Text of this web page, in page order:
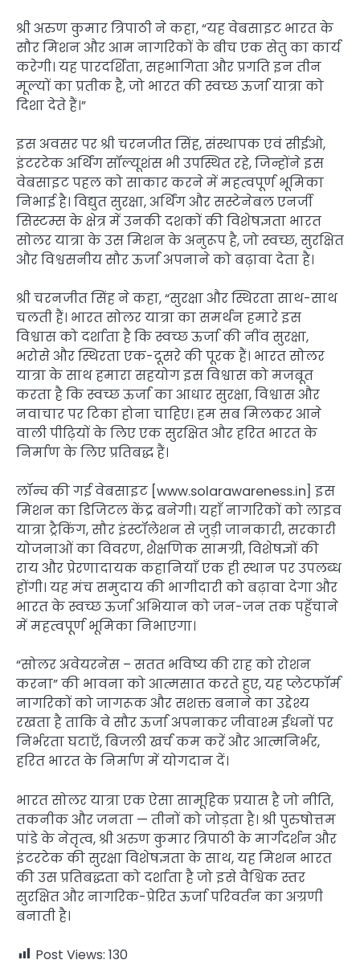
श्री अरुण कुमार त्रिपाठी ने कहा, “यह वेबसाइट भारत के
सौर मिशन और आम नागरिकों के बीच एक सेतु का कार्य
करेगी। यह पारदर्शिता, सहभागिता और प्रगति इन तीन
मूल्यों का प्रतीक है, जो भारत की स्वच्छ ऊर्जा यात्रा को
दिशा देते हैं।”
इस अवसर पर श्री चरनजीत सिंह, संस्थापक एवं सीईओ,
इंटरटेक अर्थिंग सॉल्यूशंस भी उपस्थित रहे, जिन्होंने इस
वेबसाइट पहल को साकार करने में महत्वपूर्ण भूमिका
निभाई है। विद्युत सुरक्षा, अर्थिंग और सस्टेनेबल एनर्जी
सिस्टम्स के क्षेत्र में उनकी दशकों की विशेषज्ञता भारत
सोलर यात्रा के उस मिशन के अनुरूप है, जो स्वच्छ, सुरक्षित
और विश्वसनीय सौर ऊर्जा अपनाने को बढ़ावा देता है।
श्री चरनजीत सिंह ने कहा, “सुरक्षा और स्थिरता साथ-साथ
चलती हैं। भारत सोलर यात्रा का समर्थन हमारे इस
विश्वास को दर्शाता है कि स्वच्छ ऊर्जा की नींव सुरक्षा,
भरोसे और स्थिरता एक-दूसरे की पूरक हैं। भारत सोलर
यात्रा के साथ हमारा सहयोग इस विश्वास को मजबूत
करता है कि स्वच्छ ऊर्जा का आधार सुरक्षा, विश्वास और
नवाचार पर टिका होना चाहिए। हम सब मिलकर आने
वाली पीढ़ियों के लिए एक सुरक्षित और हरित भारत के
निर्माण के लिए प्रतिबद्ध हैं।
लॉन्च की गई वेबसाइट [www.solarawareness.in] इस
मिशन का डिजिटल केंद्र बनेगी। यहाँ नागरिकों को लाइव
यात्रा ट्रैकिंग, सौर इंस्टॉलेशन से जुड़ी जानकारी, सरकारी
योजनाओं का विवरण, शैक्षणिक सामग्री, विशेषज्ञों की
राय और प्रेरणादायक कहानियाँ एक ही स्थान पर उपलब्ध
होंगी। यह मंच समुदाय की भागीदारी को बढ़ावा देगा और
भारत के स्वच्छ ऊर्जा अभियान को जन-जन तक पहुँचाने
में महत्वपूर्ण भूमिका निभाएगा।
“सोलर अवेयरनेस – सतत भविष्य की राह को रोशन
करना” की भावना को आत्मसात करते हुए, यह प्लेटफॉर्म
नागरिकों को जागरूक और सशक्त बनाने का उद्देश्य
रखता है ताकि वे सौर ऊर्जा अपनाकर जीवाश्म ईंधनों पर
निर्भरता घटाएँ, बिजली खर्च कम करें और आत्मनिर्भर,
हरित भारत के निर्माण में योगदान दें।
भारत सोलर यात्रा एक ऐसा सामूहिक प्रयास है जो नीति,
तकनीक और जनता — तीनों को जोड़ता है। श्री पुरुषोत्तम
पांडे के नेतृत्व, श्री अरुण कुमार त्रिपाठी के मार्गदर्शन और
इंटरटेक की सुरक्षा विशेषज्ञता के साथ, यह मिशन भारत
की उस प्रतिबद्धता को दर्शाता है जो इसे वैश्विक स्तर
सुरक्षित और नागरिक-प्रेरित ऊर्जा परिवर्तन का अग्रणी
बनाती है।
Post Views: 130